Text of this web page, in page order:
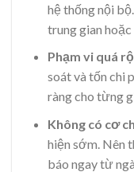
hệ thống nội
trung gian hoặc
Phạm vi quá
soát và tốn chi
ràng cho từng
Không có cơ
hiện sớm. Nên
báo ngay từ